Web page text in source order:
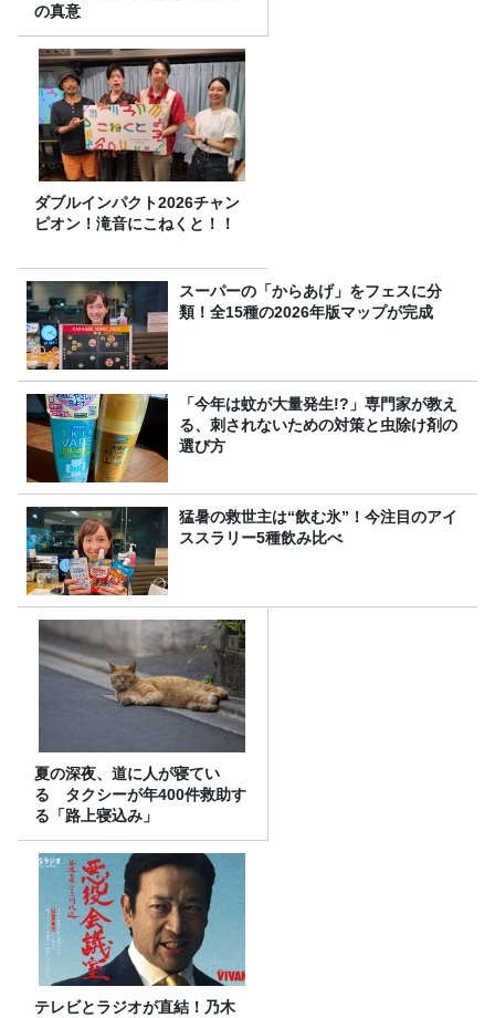
の真意
ダブルインパクト2026チャン
ピオン！滝音にこねくと！！
スーパーの「からあげ」をフェスに分
類！全15種の2026年版マップが完成
「今年は蚊が大量発生!?」専門家が教え
る、刺されないための対策と虫除け剤の
選び方
猛暑の救世主は“飲む氷”！今注目のアイ
ススラリー5種飲み比べ
夏の深夜、道に人が寝てい
る タクシーが年400件救助す
る「路上寝込み」
テレビとラジオが直結！乃木